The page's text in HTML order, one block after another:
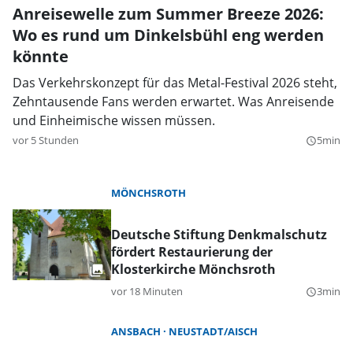
Anreisewelle zum Summer Breeze 2026:
Wo es rund um Dinkelsbühl eng werden
könnte
Das Verkehrskonzept für das Metal-Festival 2026 steht,
Zehntausende Fans werden erwartet. Was Anreisende
und Einheimische wissen müssen.
vor 5 Stunden query_builder5min
MÖNCHSROTH
Deutsche Stiftung Denkmalschutz
fördert Restaurierung der
Klosterkirche Mönchsroth
vor 18 Minuten query_builder3min
ANSBACH NEUSTADT/AISCH